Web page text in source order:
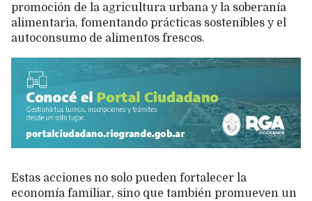
promoción de la agricultura urbana y la soberanía
alimentaria, fomentando prácticas sostenibles y el
autoconsumo de alimentos frescos.
Estas acciones no solo pueden fortalecer la
economía familiar, sino que también promueven un